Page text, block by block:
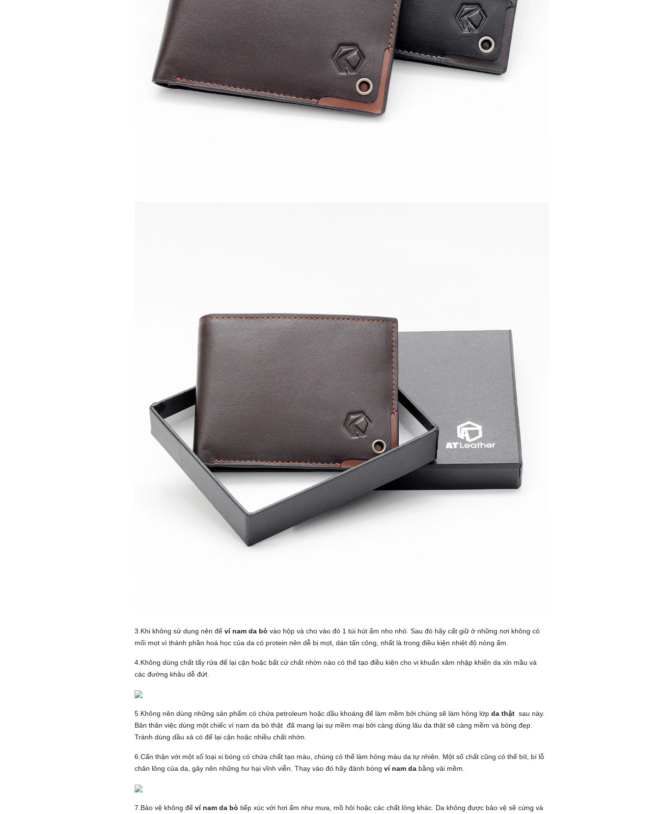
3.Khi không sử dụng nên để ví nam da bò vào hộp và cho vào đó 1 túi hút ẩm nho nhỏ. Sau đó hãy cất giữ ở những nơi không có
mối mọt vì thành phần hoá học của da có protein nên dễ bị mọt, dán tấn công, nhất là trong điều kiện nhiệt độ nóng ẩm.
4.Không dùng chất tẩy rửa để lại cặn hoặc bất cứ chất nhờn nào có thể tạo điều kiện cho vi khuẩn xâm nhập khiến da xỉn mầu và
các đường khâu dễ đứt.
5.Không nên dùng những sản phẩm có chứa petroleum hoặc dầu khoáng để làm mềm bởi chúng sẽ làm hỏng lớpda thậtsau này.
Bản thân việc dùng một chiếc ví nam da bò thật đã mang lại sự mềm mại bởi càng dùng lâu da thật sẽ càng mềm và bóng đẹp.
Tránh dùng dầu xả có để lại cặn hoặc nhiều chất nhờn.
6.Cẩn thận với một số loại xi bóng có chứa chất tạo màu, chúng có thể làm hỏng màu da tự nhiên. Một số chất cũng có thể bít, bí lỗ
chân lông của da, gây nên những hư hại vĩnh viễn. Thay vào đó hãy đánh bóng ví nam dabằng vải mềm.
7.Bảo vệ không để ví nam da bò tiếp xúc với hơi ẩm như mưa, mồ hôi hoặc các chất lỏng khác. Da không được bảo vệ sẽ cứng và